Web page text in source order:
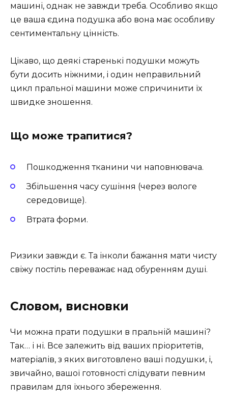
машині, однак не завжди треба. Особливо якщо
це ваша єдина подушка або вона має особливу
сентиментальну цінність.
Цікаво, що деякі старенькі подушки можуть
бути досить ніжними, і один неправильний
цикл пральної машини може спричинити їх
швидке зношення.
Що може трапитися?
Пошкодження тканини чи наповнювача.
Збільшення часу сушіння (через вологе
середовище).
Втрата форми.
Ризики завжди є. Та інколи бажання мати чисту
свіжу постіль переважає над обуренням душі.
Словом, висновки
Чи можна прати подушки в пральній машині?
Так… і ні. Все залежить від ваших пріоритетів,
матеріалів, з яких виготовлено ваші подушки, і,
звичайно, вашої готовності слідувати певним
правилам для їхнього збереження.